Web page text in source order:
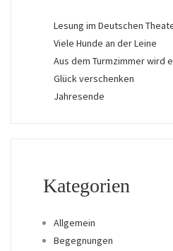
Lesung im Deutschen
Viele Hunde an der Leine
Aus dem Turmzimmer wird
Glück verschenken
Jahresende
Kategorien
Allgemein
Begegnungen